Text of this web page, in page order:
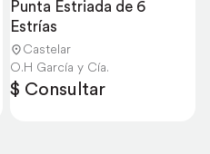
Punta Estriada de 6
Estrías
Castelar
O.H García y Cía.
$ Consultar